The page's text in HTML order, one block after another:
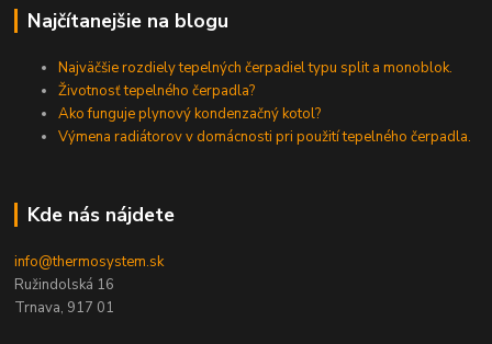
Najčítanejšie na blogu
Najväčšie rozdiely tepelných čerpadiel typu split a monoblok.
Životnosť tepelného čerpadla?
Ako funguje plynový kondenzačný kotol?
Výmena radiátorov v domácnosti pri použití tepelného čerpadla.
Kde nás nájdete
info@thermosystem.sk
Ružindolská 16
Trnava, 917 01